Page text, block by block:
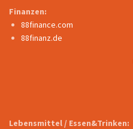
Finanzen:
88finance.com
88finanz.de
Lebensmittel / Essen&Trinken: